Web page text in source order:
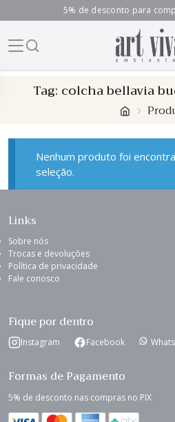
5% de desconto para
Tag: colcha bellavia
Nenhum produto foi
seleção.
Links
Sobre nós
Trocas e devoluções
Política de privacidade
Fale conosco
Fique por dentro
Instagram Facebook
Formas de Pagamento
5% de desconto nas compras no PIX